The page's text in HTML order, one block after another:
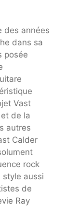
des années
dans sa
posée
Vast
de la
autres
Calder
rock
style aussi
de
Ray